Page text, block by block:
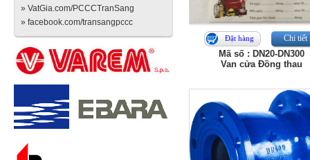
» VatGia.com/PCCCTranSang
» facebook.com/transangpccc
Đặt hàng Chi tiết
Mã số : DN20-DN300
Van cửa Đồng thau